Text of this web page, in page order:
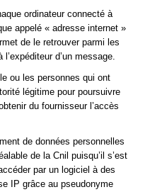
ordinateur connecté à
appelé « adresse internet »
de le retrouver parmi les
d’un message.
ou les personnes qui ont
légitime pour poursuivre
du fournisseur l’accès
de données personnelles
de la Cnil puisqu’il s’est
par un logiciel à des
IP grâce au pseudonyme